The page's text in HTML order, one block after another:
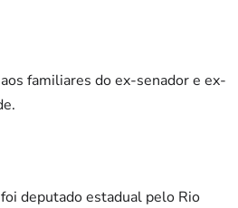
familiares do ex-senador e ex-
deputado estadual pelo Rio